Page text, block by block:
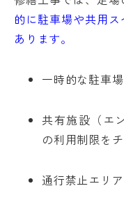
的に駐車場や共用
あります。
一時的な駐車
共有施設（エ
の利用制限を
通行禁止エリ